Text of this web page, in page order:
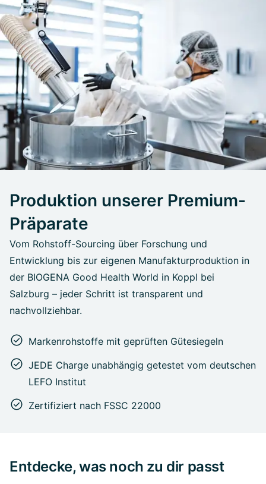
Produktion unserer Premium-
Präparate
Vom Rohstoff-Sourcing über Forschung und
Entwicklung bis zur eigenen Manufakturproduktion in
der BIOGENA Good Health World in Koppl bei
Salzburg – jeder Schritt ist transparent und
nachvollziehbar.
Markenrohstoffe mit geprüften Gütesiegeln
JEDE Charge unabhängig getestet vom deutschen
LEFO Institut
Zertifiziert nach FSSC 22000
Entdecke, was noch zu dir passt